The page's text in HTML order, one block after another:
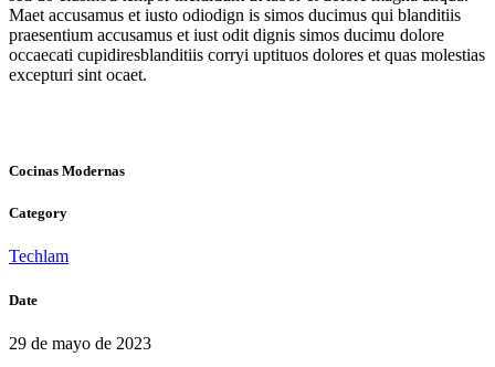
Maet accusamus et iusto odiodign is simos ducimus qui blanditiis
praesentium accusamus et iust odit dignis simos ducimu dolore
occaecati cupidiresblanditiis corryi uptituos dolores et quas molestias
excepturi sint ocaet.
Cocinas Modernas
Category
Techlam
Date
29 de mayo de 2023